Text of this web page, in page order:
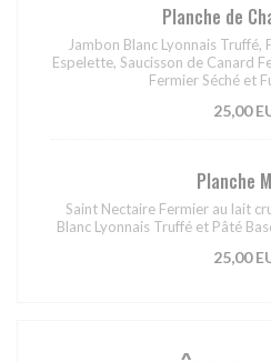
Planche de
Jambon Blanc Lyonnais Truffé,
Espelette, Saucisson de Canard
Fermier Séché et
25,00
Planche
Saint Nectaire Fermier au lait
Blanc Lyonnais Truffé et Pâté
25,00